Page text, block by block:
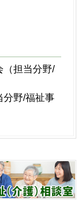
（担当分野/
分野/福祉事